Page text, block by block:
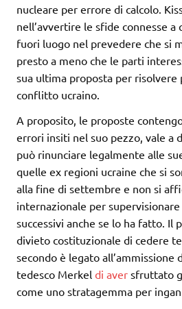
nucleare per errore di calcolo.
nell’avvertire le sfide connesse a
fuori luogo nel prevedere che si
presto a meno che le parti
sua ultima proposta per
conflitto ucraino.
A proposito, le proposte
errori insiti nel suo pezzo, vale a
può rinunciare legalmente alle
quelle ex regioni ucraine che si
alla fine di settembre e non si
internazionale per
successivi anche se lo ha fatto. Il
divieto costituzionale di cedere
secondo è legato all’ammissione
tedesco Merkel di aver sfruttato
come uno stratagemma per